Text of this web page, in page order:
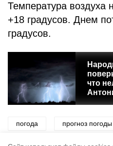
Температура воздуха
+18 градусов. Днем
градусов.
что
погода прогноз погоды